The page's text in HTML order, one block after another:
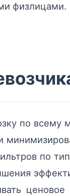
физлицами.
по всему
по